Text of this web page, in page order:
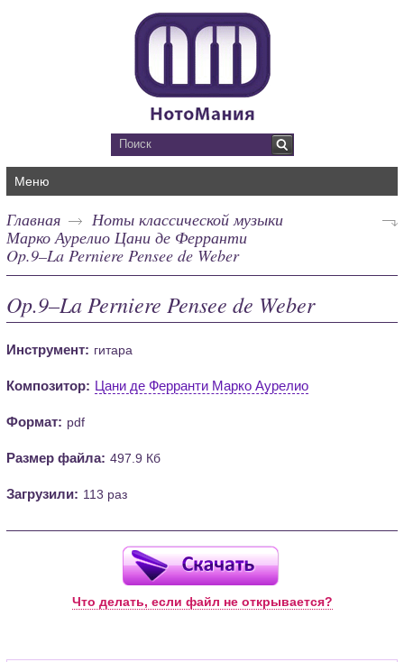
Меню
Главная
Ноты классической музыки
Марко Аурелио Цани де Ферранти
Op.9–La Perniere Pensee de Weber
Op.9–La Perniere Pensee de Weber
Инструмент: гитара
Композитор: Цани де Ферранти Марко Аурелио
Формат: pdf
Размер файла: 497.9 Кб
Загрузили: 113 раз
Что делать, если файл не открывается?